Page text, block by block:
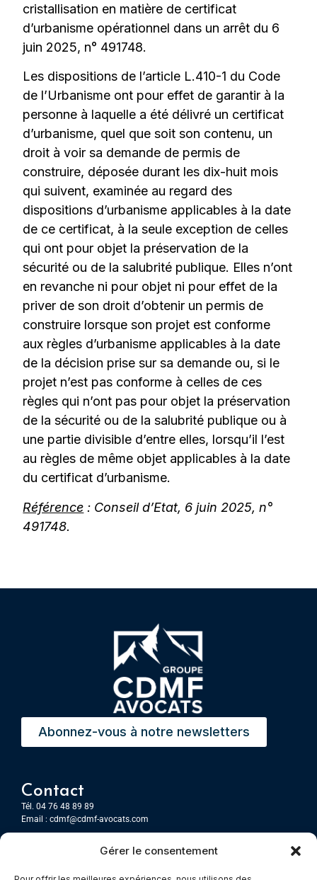
Gérer le consentement
cristallisation en matière de certificat
d’urbanisme opérationnel dans un arrêt du 6
juin 2025, n° 491748.
Les dispositions de l’article L.410-1 du Code
de l’Urbanisme ont pour effet de garantir à la
personne à laquelle a été délivré un certificat
d’urbanisme, quel que soit son contenu, un
droit à voir sa demande de permis de
construire, déposée durant les dix-huit mois
qui suivent, examinée au regard des
dispositions d’urbanisme applicables à la date
de ce certificat, à la seule exception de celles
qui ont pour objet la préservation de la
sécurité ou de la salubrité publique. Elles n’ont
en revanche ni pour objet ni pour effet de la
priver de son droit d’obtenir un permis de
construire lorsque son projet est conforme
aux règles d’urbanisme applicables à la date
de la décision prise sur sa demande ou, si le
projet n’est pas conforme à celles de ces
règles qui n’ont pas pour objet la préservation
de la sécurité ou de la salubrité publique ou à
une partie divisible d’entre elles, lorsqu’il l’est
au règles de même objet applicables à la date
du certificat d’urbanisme.
Référence : Conseil d’Etat, 6 juin 2025, n°
491748.
Abonnez-vous à notre newsletters
Contact
Tél. 04 76 48 89 89
Email : cdmf@cdmf-avocats.com
7 Place Firmin Gautier